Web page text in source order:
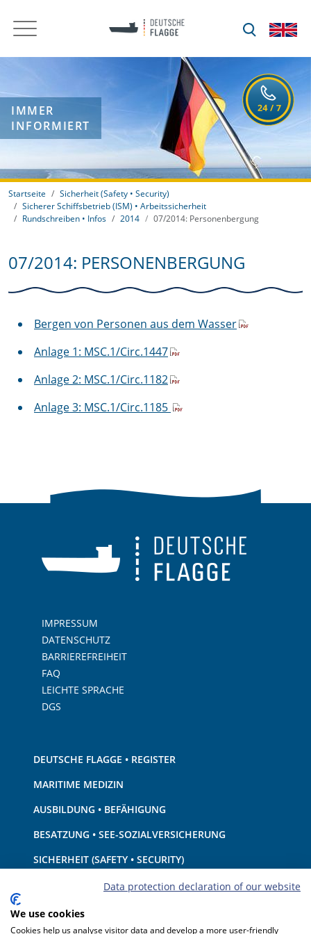
IMMER
INFORMIERT
Startseite
Sicherheit (Safety • Security)
Sicherer Schiffsbetrieb (ISM) • Arbeitssicherheit
Rundschreiben • Infos
2014 07/2014: Personenbergung
07/2014: PERSONENBERGUNG
Bergen von Personen aus dem Wasser
Anlage 1: MSC.1/Circ.1447
Anlage 2: MSC.1/Circ.1182
Anlage 3: MSC.1/Circ.1185
IMPRESSUM
DATENSCHUTZ
BARRIEREFREIHEIT
FAQ
LEICHTE SPRACHE
DGS
DEUTSCHE FLAGGE • REGISTER
MARITIME MEDIZIN
AUSBILDUNG • BEFÄHIGUNG
BESATZUNG • SEE-SOZIALVERSICHERUNG
SICHERHEIT (SAFETY • SECURITY)
SCHIFF • AUSRÜSTUNG
UMWELTSCHUTZ • KLIMA
Data protection declaration of our website
We use cookies
Cookies help us analyse visitor data and develop a more user-friendly